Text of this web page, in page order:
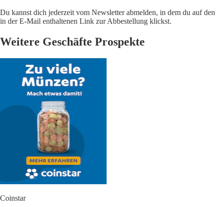
Du kannst dich jederzeit vom Newsletter abmelden, in dem du auf den
in der E-Mail enthaltenen Link zur Abbestellung klickst.
Weitere Geschäfte Prospekte
Coinstar